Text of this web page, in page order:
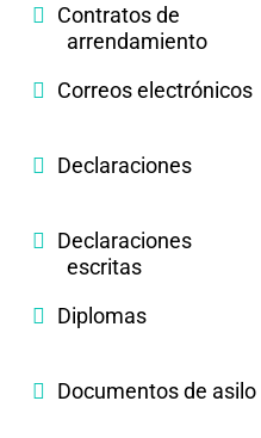
Contratos de
arrendamiento
Correos electrónicos
Declaraciones
Declaraciones
escritas
Diplomas
Documentos de asilo